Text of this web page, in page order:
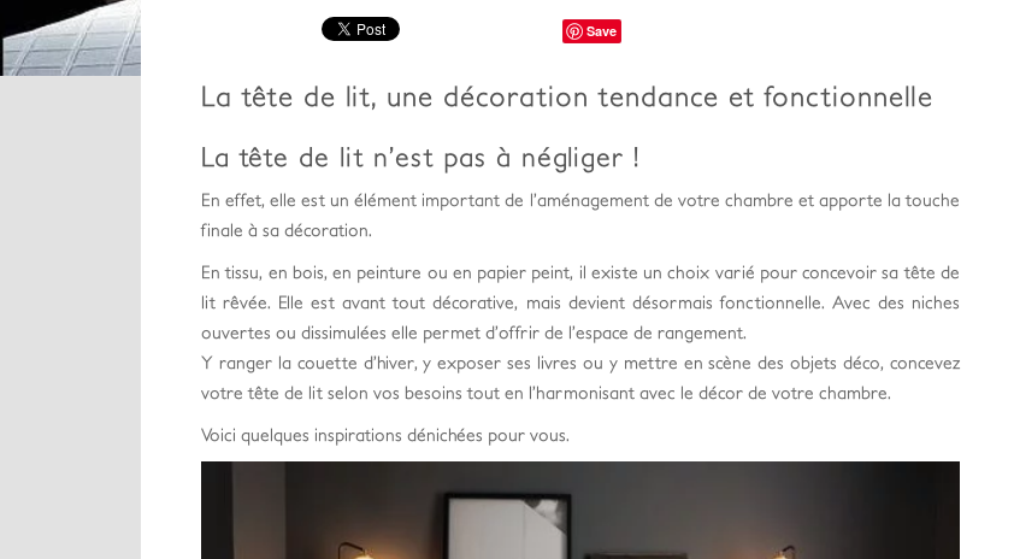
Save
La tête de lit, une décoration tendance et fonctionnelle
La tête de lit n’est pas à négliger !
En effet, elle est un élément important de l’aménagement de votre chambre et apporte la touche
finale à sa décoration.
En tissu, en bois, en peinture ou en papier peint, il existe un choix varié pour concevoir sa tête de
lit rêvée. Elle est avant tout décorative, mais devient désormais fonctionnelle. Avec des niches
ouvertes ou dissimulées elle permet d’offrir de l’espace de rangement.
Y ranger la couette d’hiver, y exposer ses livres ou y mettre en scène des objets déco, concevez
votre tête de lit selon vos besoins tout en l’harmonisant avec le décor de votre chambre.
Voici quelques inspirations dénichées pour vous.